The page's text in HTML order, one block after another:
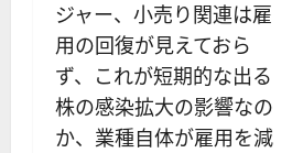
ジャー、小売り関連は雇
用の回復が見えておら
ず、これが短期的な出る
株の感染拡大の影響なの
か、業種自体が雇用を減